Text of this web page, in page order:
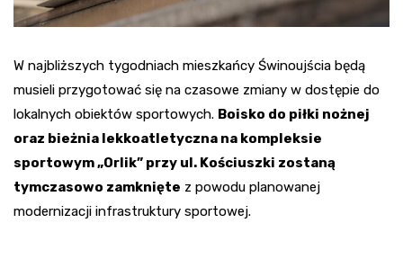
W najbliższych tygodniach mieszkańcy Świnoujścia będą
musieli przygotować się na czasowe zmiany w dostępie do
lokalnych obiektów sportowych. Boisko do piłki nożnej
oraz bieżnia lekkoatletyczna na kompleksie
sportowym „Orlik” przy ul. Kościuszki zostaną
tymczasowo zamknięte z powodu planowanej
modernizacji infrastruktury sportowej.